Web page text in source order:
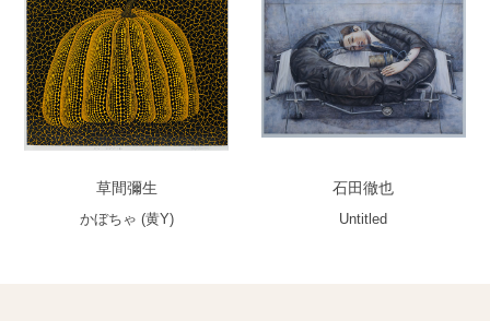
草間彌生
かぼちゃ (黄Y)
石田徹也
Untitled